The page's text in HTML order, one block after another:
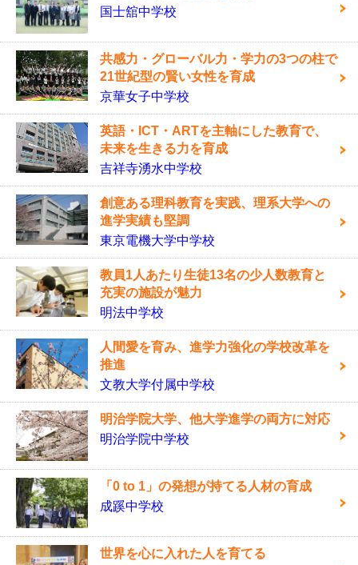
国士舘中学校
共感力・グローバル力・学力の3つの柱で
21世紀型の賢い女性を育成
京華女子中学校
英語・ICT・ARTを主軸にした教育で、
未来を生きる力を育成
吉祥寺湧水中学校
創意ある理科教育を実践、理系大学への
進学実績も堅調
東京電機大学中学校
教員1人あたり生徒13名の少人数教育と
充実の施設が魅力
明法中学校
人間愛を育み、進学力強化の学校改革を
推進
文教大学付属中学校
明治学院大学、他大学進学の両方に対応
明治学院中学校
「0 to 1」の発想が持てる人材の育成
成蹊中学校
世界を心に入れた人を育てる